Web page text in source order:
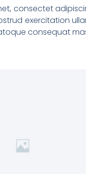
consectet
exercitation
consequat